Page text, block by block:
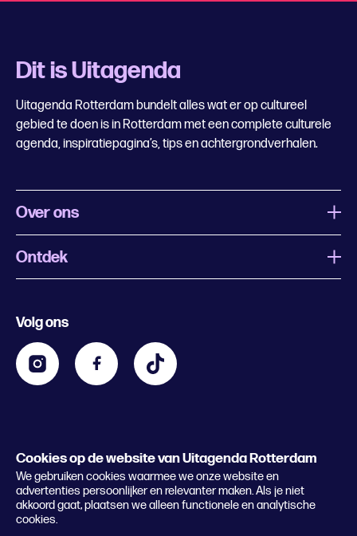
Cookies op de website van Uitagenda Rotterdam
We gebruiken cookies waarmee we onze website en
advertenties persoonlijker en relevanter maken. Als je niet
akkoord gaat, plaatsen we alleen functionele en analytische
cookies.
Dit is Uitagenda
Uitagenda Rotterdam bundelt alles wat er op cultureel
gebied te doen is in Rotterdam met een complete culturele
agenda, inspiratiepagina’s, tips en achtergrondverhalen.
Over ons
Wat is Uitagenda Rotterdam
Contact
Zakelijk
Lees het magazine
Ontdek
Kids
Volg ons
© 2026 Rotterdam Festivals